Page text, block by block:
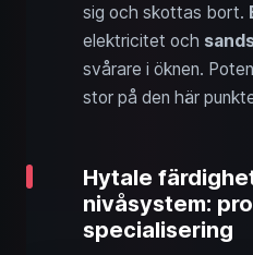
sig och skottas bort.
elektricitet och
svårare i öknen.
stor på den här
Hytale
nivåsystem:
specialisering